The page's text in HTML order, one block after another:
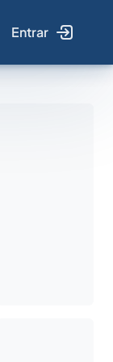
Entrar